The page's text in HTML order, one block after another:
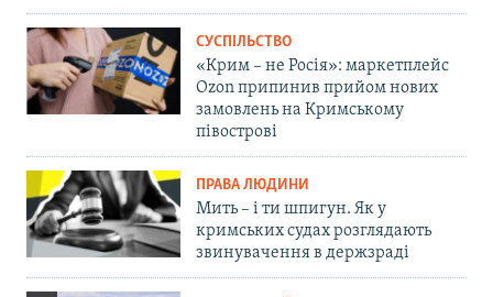
СУСПІЛЬСТВО
«Крим – не Росія»: маркетплейс
Ozon припинив прийом нових
замовлень на Кримському
півострові
ПРАВА ЛЮДИНИ
Мить – і ти шпигун. Як у
кримських судах розглядають
звинувачення в держзраді